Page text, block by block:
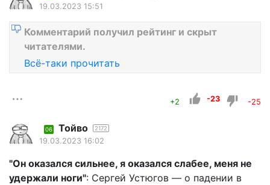
19.03.2023 15:51
Комментарий получил рейтинг и скрыт
читателями.
Всё-таки прочитать
+2 -23 -25
06 Тойво 2172
19.03.2023 16:02
"Он оказался сильнее, я оказался слабее, меня не
удержали ноги": Сергей Устюгов — о падении в